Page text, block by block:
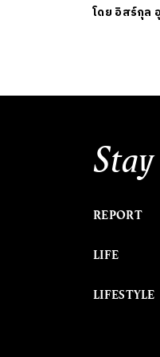
โดย อิสร์กุล
REPORT
LIFE
LIFESTYLE